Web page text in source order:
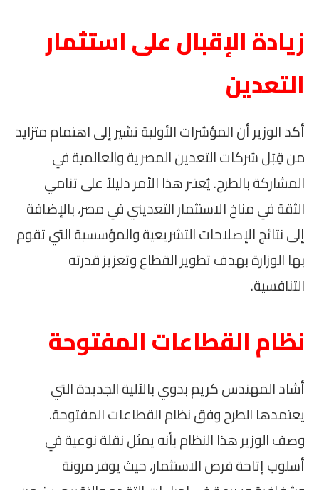
زيادة الإقبال على استثمار
التعدين
أكد الوزير أن المؤشرات الأولية تشير إلى اهتمام متزايد
من قِبَل شركات التعدين المصرية والعالمية في
المشاركة بالطرح. يُعتبر هذا الأمر دليلاً على تنامي
الثقة في مناخ الاستثمار التعديني في مصر، بالإضافة
إلى نتائج الإصلاحات التشريعية والمؤسسية التي تقوم
بها الوزارة بهدف تطوير القطاع وتعزيز قدرته
التنافسية.
نظام القطاعات المفتوحة
أشاد المهندس كريم بدوي بالآلية الجديدة التي
يعتمدها الطرح وفق نظام القطاعات المفتوحة.
وصف الوزير هذا النظام بأنه يمثل نقلة نوعية في
أسلوب إتاحة فرص الاستثمار، حيث يوفر مرونة